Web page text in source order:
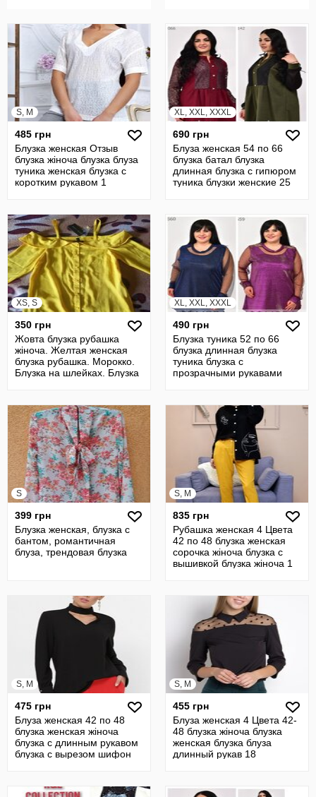
S, M
485 грн
Блузка женская Отзыв
блузка жіноча блузка блуза
туника женская блузка с
коротким рукавом 1
XL, XXL, XXXL
690 грн
Блуза женская 54 по 66
блузка батал блузка
длинная блузка с гипюром
туника блузки женские 25
XS, S
350 грн
Жовта блузка рубашка
жіноча. Желтая женская
блузка рубашка. Морокко.
Блузка на шлейках. Блузка
XL, XXL, XXXL
490 грн
Блузка туника 52 по 66
блузка длинная блузка
туника блузка с
прозрачными рукавами
S
399 грн
Блузка женская, блузка с
бантом, романтичная
блуза, трендовая блузка
S, M
835 грн
Рубашка женская 4 Цвета
42 по 48 блузка женская
сорочка жіноча блузка с
вышивкой блузка жіноча 1
S, M
475 грн
Блуза женская 42 по 48
блузка женская жіноча
блузка с длинным рукавом
блузка с вырезом шифон
S, M
455 грн
Блуза женская 4 Цвета 42-
48 блузка жіноча блузка
женская блузка блуза
длинный рукав 18